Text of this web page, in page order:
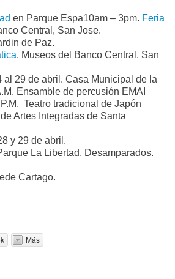
en Parque Espa10am – 3pm. Feria
Central, San Jose.
de Paz.
. Museos del Banco Central, San
al 29 de abril. Casa Municipal de la
Ensamble de percusión EMAI
Teatro tradicional de Japón
Artes Integradas de Santa
y 29 de abril.
La Libertad, Desamparados.
Cartago.
Más